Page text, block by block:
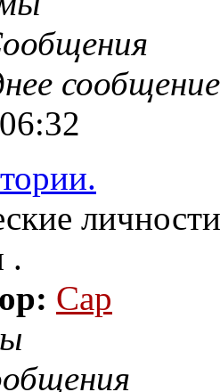
сообщение
.
Cap